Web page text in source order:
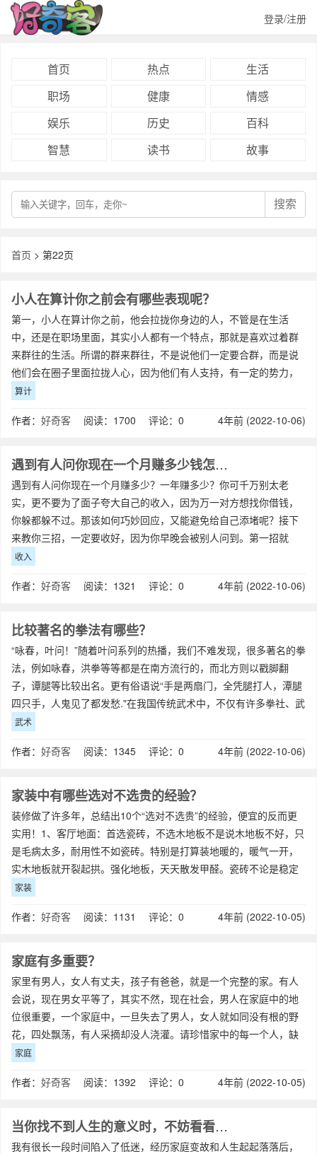
登录/注册
首页 热点
生活
职场
健康
情感
娱乐
历史
百科
智慧
读书 故事
搜索
首页 > 第22页
小人在算计你之前会有哪些表现呢？
第一，小人在算计你之前，他会拉拢你身边的人，不管是在生活
中，还是在职场里面，其实小人都有一个特点，那就是喜欢过着群
来群往的生活。所谓的群来群往，不是说他们一定要合群，而是说
他们会在圈子里面拉拢人心，因为他们有人支持，有一定的势力，
所以他们才敢时不时的去得罪别人，去算计别
算计
作者： 好奇客 阅读：1700 评论：0 4年前 (2022-10-06)
遇到有人问你现在一个月赚多少钱怎么回答好呢？
遇到有人问你现在一个月赚多少？一年赚多少？你可千万别太老
实，更不要为了面子夸大自己的收入，因为万一对方想找你借钱，
你躲都躲不过。那该如何巧妙回应，又能避免给自己添堵呢？接下
来教你三招，一定要收好，因为你早晚会被别人问到。第一招就
是：如果你结婚了或者有对象的话，就可以拿老
收入
作者： 好奇客 阅读：1321 评论：0 4年前 (2022-10-06)
比较著名的拳法有哪些？
“咏春，叶问！”随着叶问系列的热播，我们不难发现，很多著名的拳
法，例如咏春，洪拳等等都是在南方流行的，而北方则以戳脚翻
子，谭腿等比较出名。更有俗语说“手是两扇门，全凭腿打人，潭腿
四只手，人鬼见了都发愁."在我国传统武术中，不仅有许多拳社、武
士会等武术组织兴起于
武术
作者： 好奇客 阅读：1345 评论：0 4年前 (2022-10-06)
家装中有哪些选对不选贵的经验？
装修做了许多年，总结出10个“选对不选贵”的经验，便宜的反而更
实用！1、客厅地面：首选瓷砖，不选木地板不是说木地板不好，只
是毛病太多，耐用性不如瓷砖。特别是打算装地暖的，暖气一开，
实木地板就开裂起拱。强化地板，天天散发甲醛。瓷砖不论是稳定
度还是环保性都比木地板好，而且地
家装
作者： 好奇客 阅读：1131 评论：0 4年前 (2022-10-05)
家庭有多重要？
家里有男人，女人有丈夫，孩子有爸爸，就是一个完整的家。有人
会说，现在男女平等了，其实不然，现在社会，男人在家庭中的地
位很重要，一个家庭中，一旦失去了男人，女人就如同没有根的野
花，四处飘荡，有人采摘却没人浇灌。请珍惜家中的每一个人，缺
一不可。作为一个男人应该懂得珍惜自己爱
家庭
作者： 好奇客 阅读：1392 评论：0 4年前 (2022-10-05)
当你找不到人生的意义时，不妨看看这篇文章
我有很长一段时间陷入了低迷，经历家庭变故和人生起起落落后，